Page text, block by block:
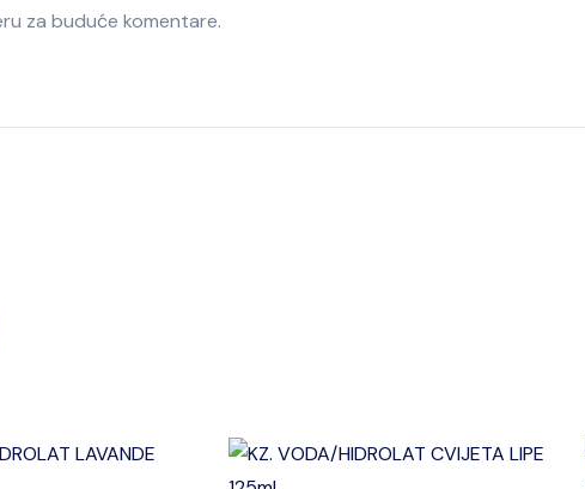
za buduće komentare.